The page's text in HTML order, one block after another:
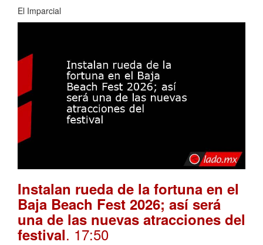
El Imparcial
Instalan rueda de la fortuna en el
Baja Beach Fest 2026; así será
una de las nuevas atracciones del
festival. 17:50